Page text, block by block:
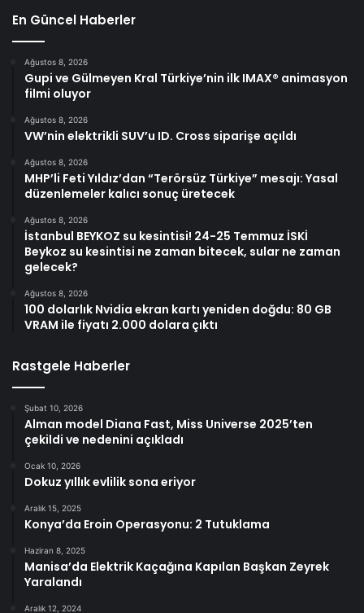
En Güncel Haberler
Ağustos 8, 2026
Gupi ve Gülmeyen Kral Türkiye’nin ilk IMAX® animasyon
filmi oluyor
Ağustos 8, 2026
VW’nin elektrikli SUV’u ID. Cross siparişe açıldı
Ağustos 8, 2026
MHP’li Feti Yıldız’dan “Terörsüz Türkiye” mesajı: Yasal
düzenlemeler kalıcı sonuç üretecek
Ağustos 8, 2026
İstanbul BEYKOZ su kesintisi! 24-25 Temmuz İSKİ
Beykoz su kesintisi ne zaman bitecek, sular ne zaman
gelecek?
Ağustos 8, 2026
100 dolarlık Nvidia ekran kartı yeniden doğdu: 80 GB
VRAM ile fiyatı 2.000 dolara çıktı
Rastgele Haberler
Şubat 10, 2026
Alman model Diana Fast, Miss Universe 2025’ten
çekildi ve nedenini açıkladı
Ocak 10, 2026
Dokuz yıllık evlilik sona eriyor
Aralık 15, 2025
Konya’da Eroin Operasyonu: 2 Tutuklama
Haziran 8, 2025
Manisa’da Elektrik Kaçağına Kapılan Başkan Zeyrek
Yaralandı
Aralık 12, 2024